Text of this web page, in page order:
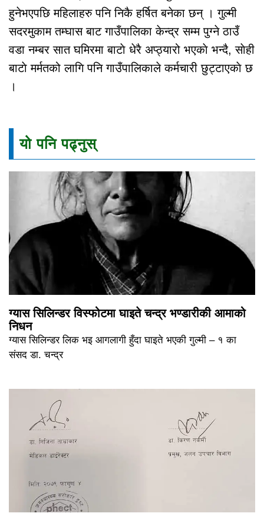
हुनेभएपछि महिलाहरु पनि निकै हर्षित बनेका छन् । गुल्मी
सदरमुकाम तम्घास बाट गाउँपालिका केन्द्र सम्म पुग्ने ठाउँ
वडा नम्बर सात घमिरमा बाटाे धेरै अप्ठ्यारो भएकाे भन्दै, साेही
बाटाे मर्मतको लागि पनि गाउँपालिकाले कर्मचारी छुट्टाएकाे छ
।
यो पनि पढ्नुस्
ग्यास सिलिन्डर विस्फोटमा घाइते चन्द्र भण्डारीकी आमाको
निधन
ग्यास सिलिन्डर लिक भइ आगलागी हुँदा घाइते भएकी गुल्मी – १ का
संसद डा. चन्द्र